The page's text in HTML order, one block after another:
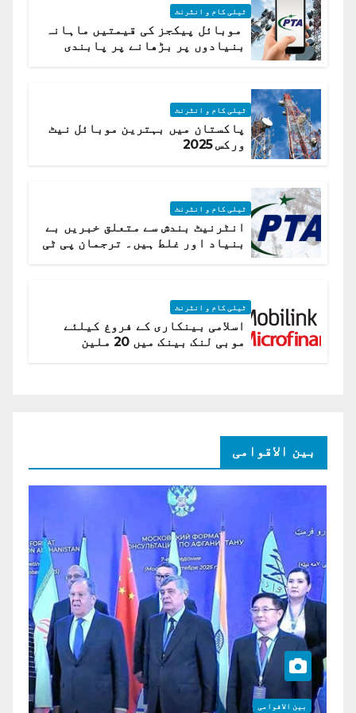
ٹیلی کام و انٹرنٹ
موبائل پیکجز کی قیمتیں ماہانہ
بنیادوں پر بڑھانے پر پابندی
ٹیلی کام و انٹرنٹ
پاکستان میں بہترین موبائل نیٹ
ورکس 2025
ٹیلی کام و انٹرنٹ
انٹرنیٹ بندش سے متعلق خبریں بے
بنیاد اور غلط ہیں۔ ترجمان پی ٹی
ٹیلی کام و انٹرنٹ
اسلامی بینکاری کے فروغ کیلئے
موبی لنک بینک میں 20 ملین
بین الاقوامی
بین الاقوامی